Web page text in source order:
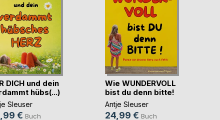
DICH und dein
hübs(...)
Sleuser
€ Buch
Wie WUNDERVOLL
bist du denn bitte!
Antje Sleuser
24,99 € Buch